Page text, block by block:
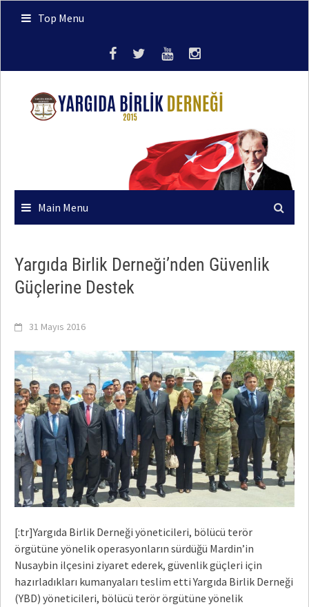
Top Menu
Main Menu
Yargıda Birlik Derneği’nden Güvenlik
Güçlerine Destek
31 Mayıs 2016
[:tr]Yargıda Birlik Derneği yöneticileri, bölücü terör
örgütüne yönelik operasyonların sürdüğü Mardin’in
Nusaybin ilçesini ziyaret ederek, güvenlik güçleri için
hazırladıkları kumanyaları teslim etti Yargıda Birlik Derneği
(YBD) yöneticileri, bölücü terör örgütüne yönelik